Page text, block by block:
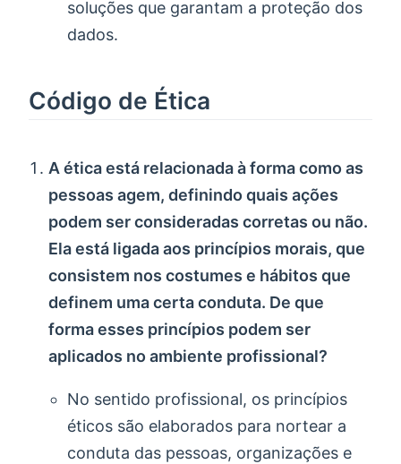
soluções que garantam a proteção dos
dados.
Código de Ética
A ética está relacionada à forma como as
pessoas agem, definindo quais ações
podem ser consideradas corretas ou não.
Ela está ligada aos princípios morais, que
consistem nos costumes e hábitos que
definem uma certa conduta. De que
forma esses princípios podem ser
aplicados no ambiente profissional?
No sentido profissional, os princípios
éticos são elaborados para nortear a
conduta das pessoas, organizações e